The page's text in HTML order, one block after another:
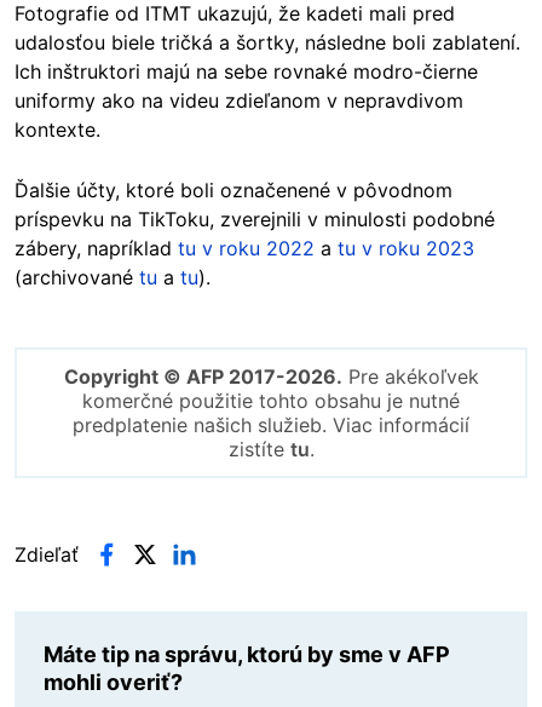
Fotografie od ITMT ukazujú, že kadeti mali pred
udalosťou biele tričká a šortky, následne boli zablatení.
Ich inštruktori majú na sebe rovnaké modro-čierne
uniformy ako na videu zdieľanom v nepravdivom
kontexte.
Ďalšie účty, ktoré boli označenené v pôvodnom
príspevku na TikToku, zverejnili v minulosti podobné
zábery, napríklad tu v roku 2022 a tu v roku 2023
(archivované tu a tu).
Copyright © AFP 2017-2026. Pre akékoľvek
komerčné použitie tohto obsahu je nutné
predplatenie našich služieb. Viac informácií
zistíte tu.
Zdieľať
Máte tip na správu, ktorú by sme v AFP
mohli overiť?